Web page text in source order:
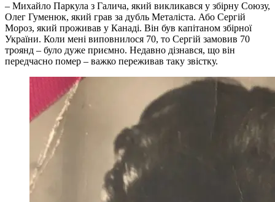
– Михайло Паркула з Галича, який викликався у збірну Союзу,
Олег Гуменюк, який грав за дубль Металіста. Або Сергій
Мороз, який проживав у Канаді. Він був капітаном збірної
України. Коли мені виповнилося 70, то Сергій замовив 70
троянд – було дуже приємно. Недавно дізнався, що він
передчасно помер – важко переживав таку звістку.